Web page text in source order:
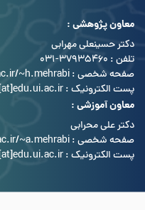
معاون پژوهشی :
دکتر حسینعلی مهرابی
تلفن : 37935460-031
صفحه شخصی :~h.mehrabi/
پست الکترونیک : h.mehrabi[at]edu.ui.ac.ir
معاون آموزشی :
دکتر علی محرابی
صفحه شخصی :~a.mehrabi/
پست الکترونیک : a.mehrabi[at]edu.ui.ac.ir